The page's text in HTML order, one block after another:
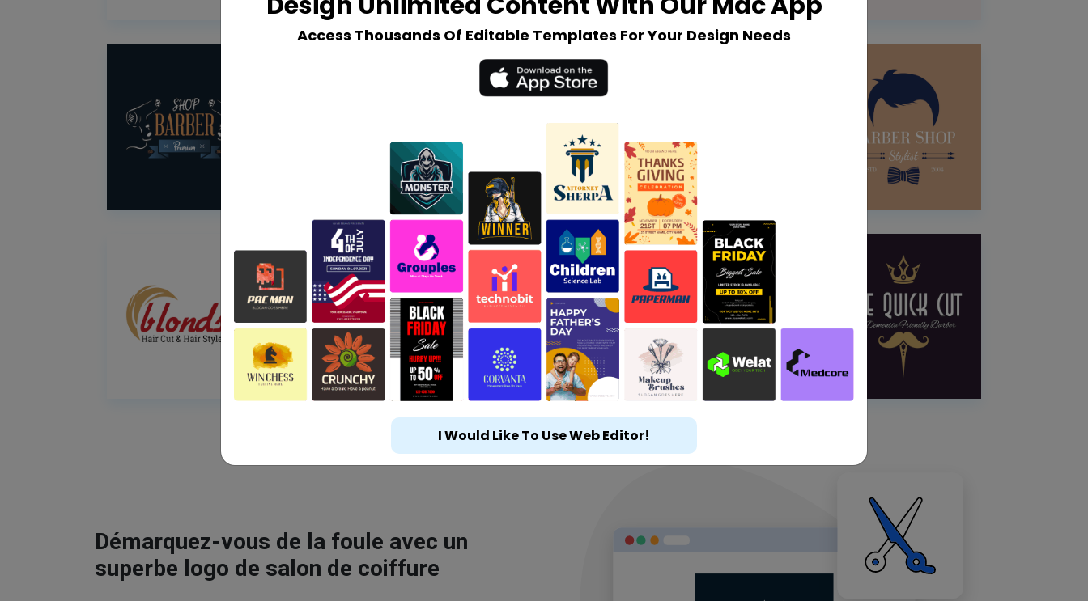
Démarquez-vous de la foule avec un
superbe logo de salon de coiffure
Access Thousands Of Editable Templates For Your Design Needs
I Would Like To Use Web Editor!